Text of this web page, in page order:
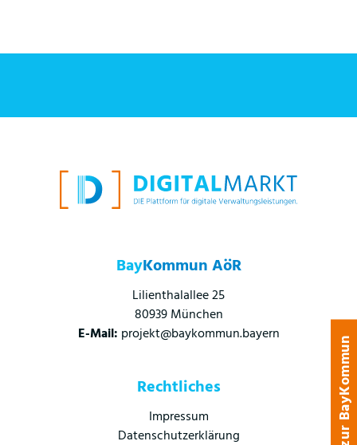
BayKommun AöR
Lilienthalallee 25
80939 München
E-Mail: projekt@baykommun.bayern
Rechtliches
Impressum
Datenschutzerklärung
zur BayKommun